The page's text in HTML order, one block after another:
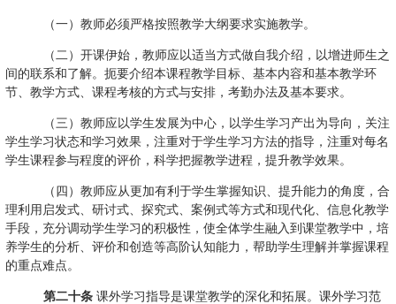
（一）教师必须严格按照教学大纲要求实施教学。
（二）开课伊始，教师应以适当方式做自我介绍，以增进师生之
间的联系和了解。扼要介绍本课程教学目标、基本内容和基本教学环
节、教学方式、课程考核的方式与安排，考勤办法及基本要求。
（三）教师应以学生发展为中心，以学生学习产出为导向，关注
学生学习状态和学习效果，注重对于学生学习方法的指导，注重对每名
学生课程参与程度的评价，科学把握教学进程，提升教学效果。
（四）教师应从更加有利于学生掌握知识、提升能力的角度，合
理利用启发式、研讨式、探究式、案例式等方式和现代化、信息化教学
手段，充分调动学生学习的积极性，使全体学生融入到课堂教学中，培
养学生的分析、评价和创造等高阶认知能力，帮助学生理解并掌握课程
的重点难点。
第二十条 课外学习指导是课堂教学的深化和拓展。课外学习范